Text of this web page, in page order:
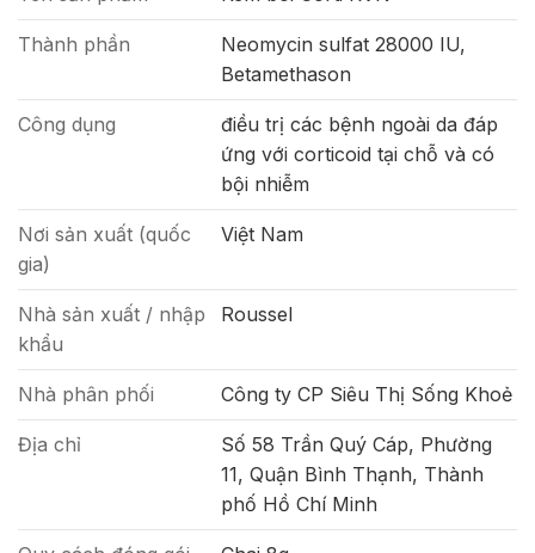
Thành phần
Neomycin sulfat 28000 IU,
Betamethason
Công dụng
điều trị các bệnh ngoài da đáp
ứng với corticoid tại chỗ và có
bội nhiễm
Nơi sản xuất (quốc
gia)
Việt Nam
Nhà sản xuất / nhập
khẩu
Roussel
Nhà phân phối Công ty CP Siêu Thị Sống Khoẻ
Địa chỉ
Số 58 Trần Quý Cáp, Phường
11, Quận Bình Thạnh, Thành
phố Hồ Chí Minh